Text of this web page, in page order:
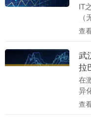
IT
局
销....
查
武
拉
在
异
巴
查